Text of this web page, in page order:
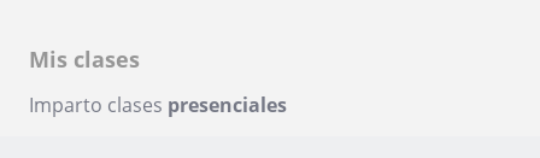
Mis clases
Imparto clases presenciales